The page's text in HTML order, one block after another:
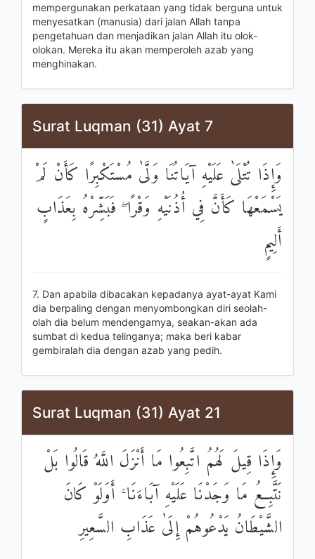
mempergunakan perkataan yang tidak berguna untuk
menyesatkan (manusia) dari jalan Allah tanpa
pengetahuan dan menjadikan jalan Allah itu olok-
olokan. Mereka itu akan memperoleh azab yang
menghinakan.
Surat Luqman (31) Ayat 7
وَإِذَا تُتْلَىٰ عَلَيْهِ آيَاتُنَا وَلَّىٰ مُسْتَكْبِرًا كَأَنْ لَمْ
يَسْمَعْهَا كَأَنَّ فِي أُذُنَيْهِ وَقْرًا ۖ فَبَشِّرْهُ بِعَذَابٍ
أَلِيمٍ
7. Dan apabila dibacakan kepadanya ayat-ayat Kami
dia berpaling dengan menyombongkan diri seolah-
olah dia belum mendengarnya, seakan-akan ada
sumbat di kedua telinganya; maka beri kabar
gembiralah dia dengan azab yang pedih.
Surat Luqman (31) Ayat 21
وَإِذَا قِيلَ لَهُمُ اتَّبِعُوا مَا أَنْزَلَ اللَّهُ قَالُوا بَلْ
نَتَّبِعُ مَا وَجَدْنَا عَلَيْهِ آبَاءَنَا ۚ أَوَلَوْ كَانَ
الشَّيْطَانُ يَدْعُوهُمْ إِلَىٰ عَذَابِ السَّعِيرِ